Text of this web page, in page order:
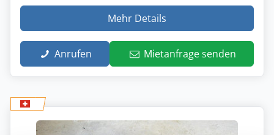
Mehr Details
Anrufen Mietanfrage senden